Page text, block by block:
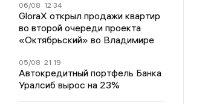
06/08 12:34
GloraX открыл продажи квартир
во второй очереди проекта
«Октябрьский» во Владимире
05/08 21:19
Автокредитный портфель Банка
Уралсиб вырос на 23%